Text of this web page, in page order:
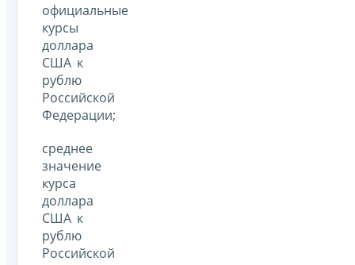
официальные
курсы
доллара
США к
рублю
Российской
Федерации;
среднее
значение
курса
доллара
США к
рублю
Российской